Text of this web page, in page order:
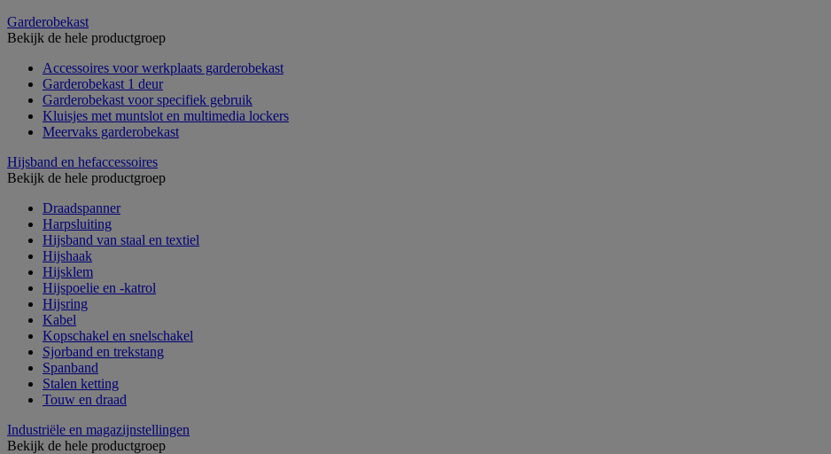
Garderobekast
Bekijk de hele productgroep
Accessoires voor werkplaats garderobekast
Garderobekast 1 deur
Garderobekast voor specifiek gebruik
Kluisjes met muntslot en multimedia lockers
Meervaks garderobekast
Hijsband en hefaccessoires
Bekijk de hele productgroep
Draadspanner
Harpsluiting
Hijsband van staal en textiel
Hijshaak
Hijsklem
Hijspoelie en -katrol
Hijsring
Kabel
Kopschakel en snelschakel
Sjorband en trekstang
Spanband
Stalen ketting
Touw en draad
Industriële en magazijnstellingen
Bekijk de hele productgroep